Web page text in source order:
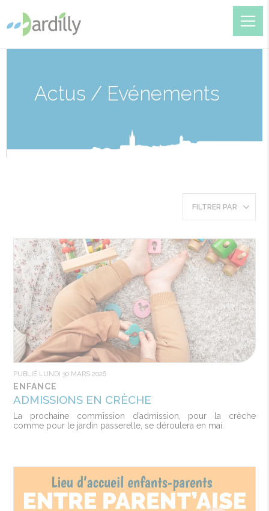
Actus / Evénements
FILTRER PAR
PUBLIÉ LUNDI 30 MARS 2026
ENFANCE
ADMISSIONS EN CRÈCHE
La prochaine commission d’admission, pour la crèche
comme pour le jardin passerelle, se déroulera en mai.